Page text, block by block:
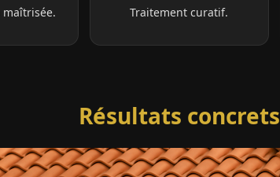
maîtrisée. Traitement curatif.
Résultats concrets